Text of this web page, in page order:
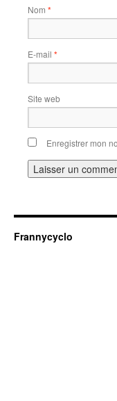
Nom *
E-mail *
Site web
Enregistrer mon
Frannycyclo